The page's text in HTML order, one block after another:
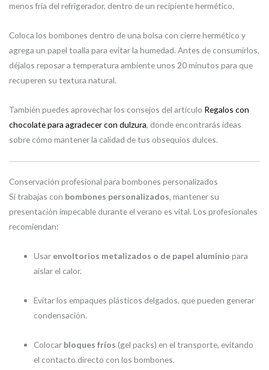
menos fría del refrigerador, dentro de un recipiente hermético.
Coloca los bombones dentro de una bolsa con cierre hermético y
agrega un papel toalla para evitar la humedad. Antes de consumirlos,
déjalos reposar a temperatura ambiente unos 20 minutos para que
recuperen su textura natural.
También puedes aprovechar los consejos del artículo Regalos con
chocolate para agradecer con dulzura, donde encontrarás ideas
sobre cómo mantener la calidad de tus obsequios dulces.
Conservación profesional para bombones personalizados
Si trabajas con bombones personalizados, mantener su
presentación impecable durante el verano es vital. Los profesionales
recomiendan:
Usar envoltorios metalizados o de papel aluminio para
aislar el calor.
Evitar los empaques plásticos delgados, que pueden generar
condensación.
Colocar bloques fríos (gel packs) en el transporte, evitando
el contacto directo con los bombones.